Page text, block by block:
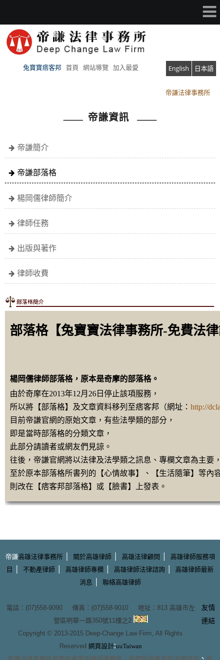
兔寶寶痞客邦 首頁 網站導覽 加入最愛 English 日本語
帝謙法律事務所
帝謙資訊
帝謙簡介
帝謙部落格
楊岡儒律師簡介
律師任務
出版與著作
律師收費
部落格【兔寶寶法律事務所-免費法
楊岡儒律師部落格，原本是奇摩的部落格。
由於奇摩在2013年12月26日停止該項服務，
所以將【部落格】及文章資料移列至痞客邦（網址： http://
目前帝謙官網的原始文章，有些法學類的部分，
即是當時部落格的分類文章，
此部分請讀者或網友們見諒。
往後，帝謙官網將以法律及法學類之訊息、專欄文章為主要
至於原本部落格所書列的【心情故事】、【生活隨筆】等內
則改在【痞客邦部落格】或【臉書】上發表。
帝謙高雄法律事務所| 關於高雄律師| 高雄法律顧問 |
高雄律師服務項
目
| 不動產律師 | 高雄律師專欄 | 高雄律師法律諮詢 |
高雄律師最新
消息 | 聯絡高雄律師
電話：(07)558-9090 傳真：(07)558-9010 地址： 813 高雄市左
營區明華一路350號11樓之2
Copyright © 2013-2015 Deep-Change Law Firm , All Rights
Reserved 網頁設計:uuTaiwan
友情
連結